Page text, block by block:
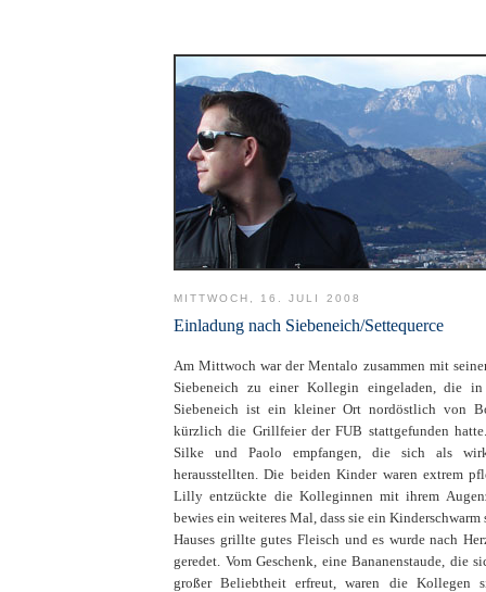
MITTWOCH, 16. JULI 2008
Einladung nach Siebeneich/Settequerce
Am Mittwoch war der Mentalo zusammen mit
Siebeneich zu einer Kollegin eingeladen, die
Siebeneich ist ein kleiner Ort nordöstlich von
kürzlich die Grillfeier der FUB stattgefunden
Silke und Paolo empfangen, die sich als
herausstellten. Die beiden Kinder waren extrem
Lilly entzückte die Kolleginnen mit ihrem
bewies ein weiteres Mal, dass sie ein Kinderschwarm
Hauses grillte gutes Fleisch und es wurde nach
geredet. Vom Geschenk, eine Bananenstaude, die
großer Beliebtheit erfreut, waren die Kollegen